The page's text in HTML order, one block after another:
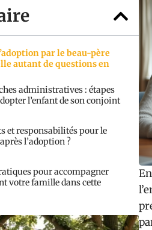
par le beau-père
autant de questions en
administratives : étapes
l’enfant de son conjoint
et responsabilités pour le
l’adoption ?
pour accompagner
votre famille dans cette